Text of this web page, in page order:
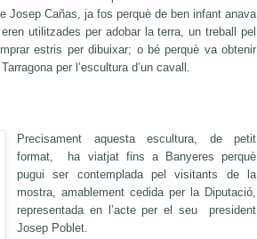
Josep Cañas, ja fos perquè de ben infant anava
utilitzades per adobar la terra, un treball pel
estris per dibuixar; o bé perquè va obtenir
per l’escultura d’un cavall.
Precisament aquesta escultura, de petit
format, ha viatjat fins a Banyeres perquè
pugui ser contemplada pel visitants de la
mostra, amablement cedida per la Diputació,
representada en l’acte per el seu president
Josep Poblet.